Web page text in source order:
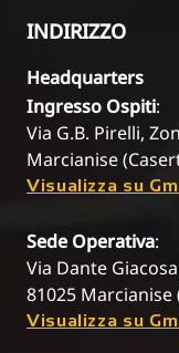
INDIRIZZO
Headquarters
Ingresso Ospiti:
Via G.B. Pirelli,
Marcianise
Visualizza su
Sede Operativa:
Via Dante
81025
Visualizza su